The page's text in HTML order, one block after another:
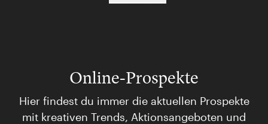
Online-Prospekte
Hier findest du immer die aktuellen Prospekte
mit kreativen Trends, Aktionsangeboten und